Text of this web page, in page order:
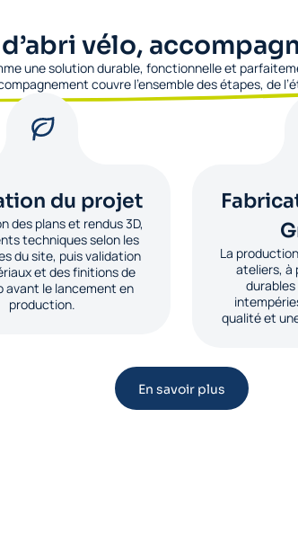
vélo,
une solution durable, fonctionnelle et
couvre l’ensemble des étapes, de
du projet
des plans et rendus 3D,
techniques selon les
du site, puis validation
et des finitions de
avant le lancement en
production.
La
ateliers, à
qualité et
En savoir plus